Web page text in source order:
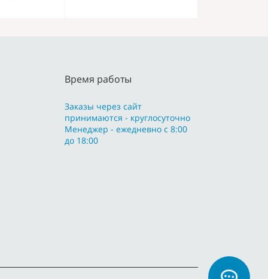
Время работы
Заказы через сайт
принимаются - круглосуточно
Менеджер - ежедневно с 8:00
до 18:00